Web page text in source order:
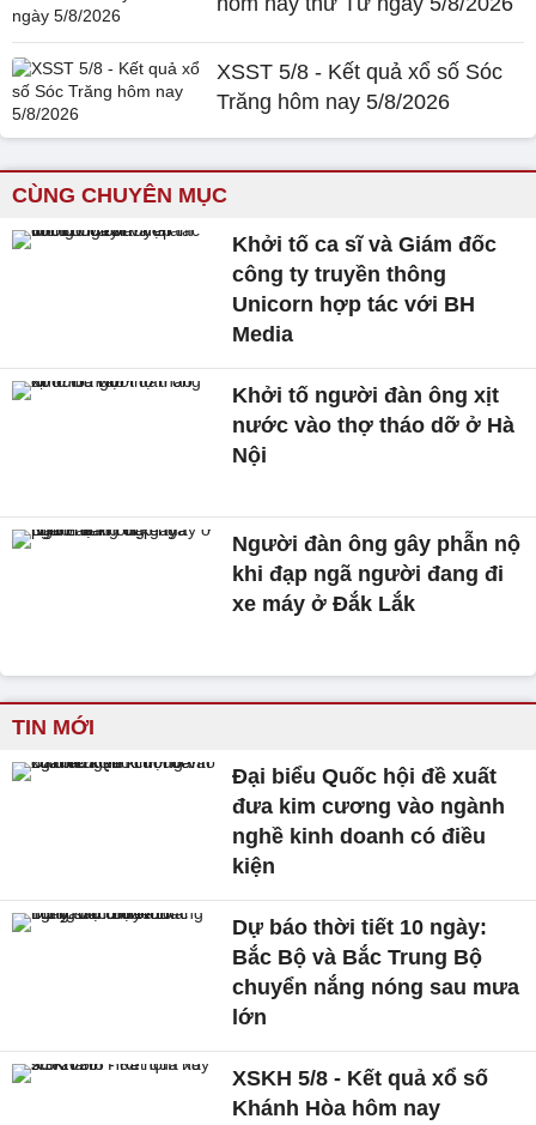
XSST 5/8 - Kết quả xổ số Sóc
Trăng hôm nay 5/8/2026
CÙNG CHUYÊN MỤC
Khởi tố ca sĩ và Giám đốc
công ty truyền thông
Unicorn hợp tác với BH
Media
Khởi tố người đàn ông xịt
nước vào thợ tháo dỡ ở Hà
Nội
Người đàn ông gây phẫn nộ
khi đạp ngã người đang đi
xe máy ở Đắk Lắk
TIN MỚI
Đại biểu Quốc hội đề xuất
đưa kim cương vào ngành
nghề kinh doanh có điều
kiện
Dự báo thời tiết 10 ngày:
Bắc Bộ và Bắc Trung Bộ
chuyển nắng nóng sau mưa
lớn
XSKH 5/8 - Kết quả xổ số
Khánh Hòa hôm nay